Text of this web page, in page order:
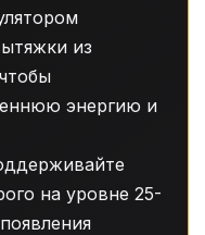
из
энергию и
на уровне 25-